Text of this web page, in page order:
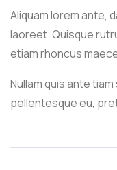
Aliquam lorem ante,
laoreet. Quisque
etiam rhoncus
Nullam quis ante
pellentesque eu,